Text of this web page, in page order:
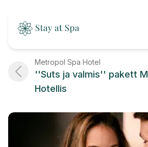
AVALEHT
Metropol Spa Hotel
''Suts ja valmis'' pakett
Hotellis